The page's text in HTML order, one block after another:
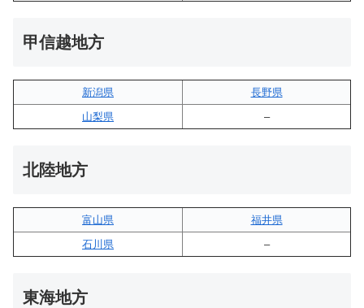
甲信越地方
新潟県
長野県
山梨県
–
北陸地方
富山県
福井県
石川県
–
東海地方